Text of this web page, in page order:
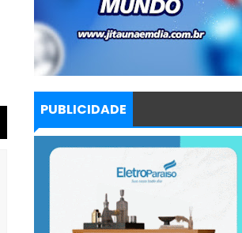
PUBLICIDADE